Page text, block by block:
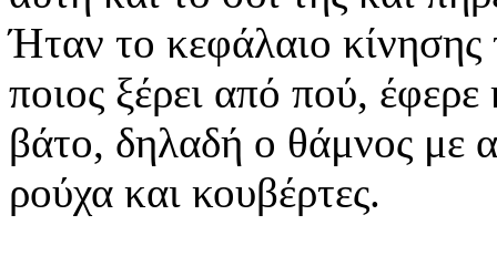
Ήταν το κεφάλαιο κίνησης
ποιος ξέρει από πού, έφερε
βάτο, δηλαδή ο θάμνος με
ρούχα και κουβέρτες.